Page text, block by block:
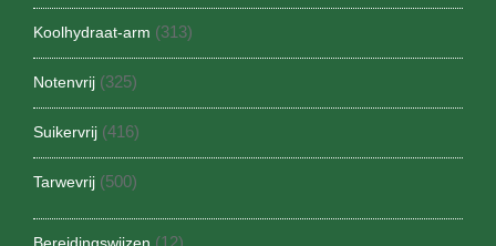
Koolhydraat-arm (313)
Notenvrij (325)
Suikervrij (416)
Tarwevrij (500)